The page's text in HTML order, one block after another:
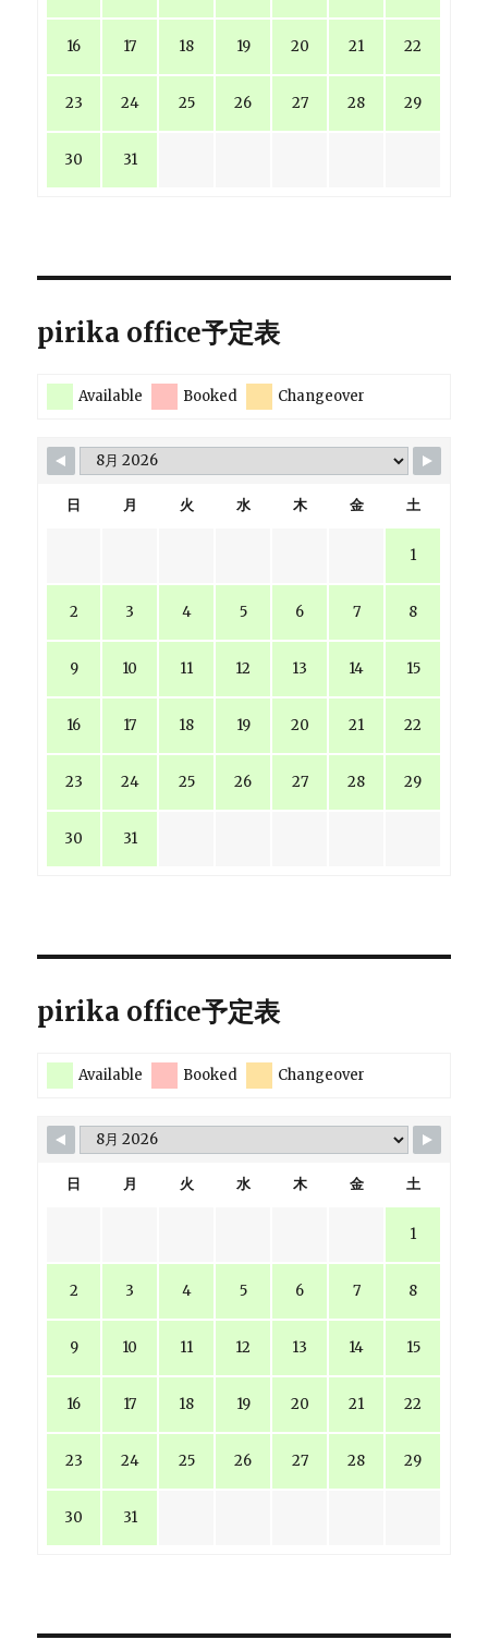
16 17 18 19 20 21 22
23 24 25 26 27 28 29
30 31
pirika office予定表
Available Booked Changeover
日 月 火 水 木 金 土
1
2 3 4 5 6 7 8
9 10 11 12 13 14 15
16 17 18 19 20 21 22
23 24 25 26 27 28 29
30 31
pirika office予定表
Available Booked Changeover
日 月 火 水 木 金 土
1
2 3 4 5 6 7 8
9 10 11 12 13 14 15
16 17 18 19 20 21 22
23 24 25 26 27 28 29
30 31